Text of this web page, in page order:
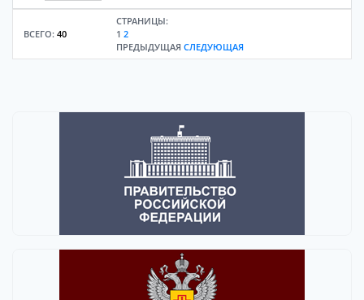
ВСЕГО: 40
СТРАНИЦЫ:
1 2
ПРЕДЫДУЩАЯ СЛЕДУЮЩАЯ